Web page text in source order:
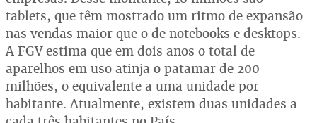
tablets, que têm mostrado um ritmo de expansão
nas vendas maior que o de notebooks e desktops.
A FGV estima que em dois anos o total de
aparelhos em uso atinja o patamar de 200
milhões, o equivalente a uma unidade por
habitante. Atualmente, existem duas unidades a